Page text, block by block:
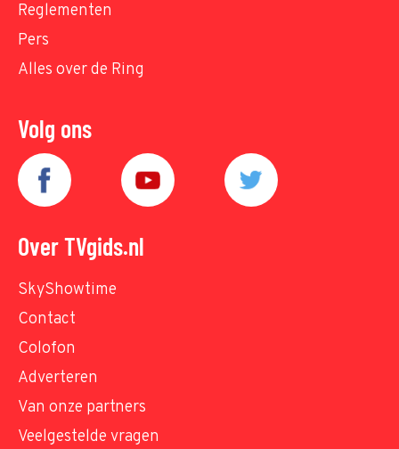
Reglementen
Pers
Alles over de Ring
Volg ons
Over TVgids.nl
SkyShowtime
Contact
Colofon
Adverteren
Van onze partners
Veelgestelde vragen